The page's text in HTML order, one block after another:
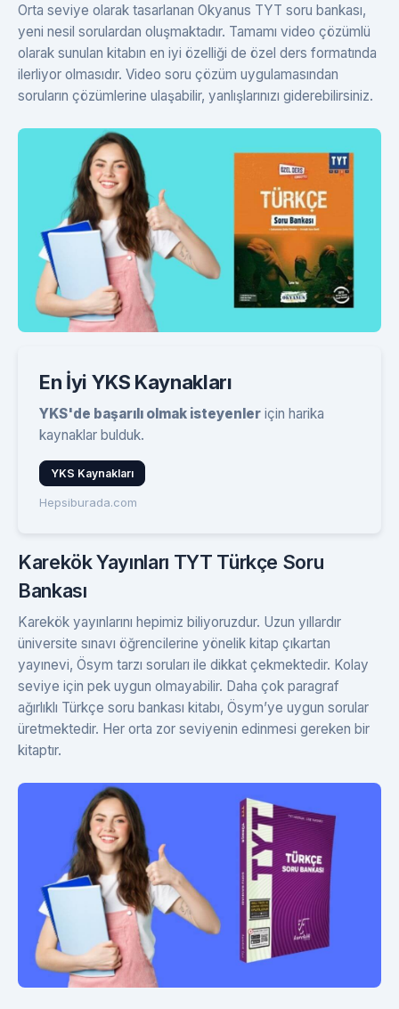
Orta seviye olarak tasarlanan Okyanus TYT soru bankası,
yeni nesil sorulardan oluşmaktadır. Tamamı video çözümlü
olarak sunulan kitabın en iyi özelliği de özel ders formatında
ilerliyor olmasıdır. Video soru çözüm uygulamasından
soruların çözümlerine ulaşabilir, yanlışlarınızı giderebilirsiniz.
En İyi YKS Kaynakları
YKS'de başarılı olmak isteyenler için harika
kaynaklar bulduk.
YKS Kaynakları
Hepsiburada.com
Karekök Yayınları TYT Türkçe Soru
Bankası
Karekök yayınlarını hepimiz biliyoruzdur. Uzun yıllardır
üniversite sınavı öğrencilerine yönelik kitap çıkartan
yayınevi, Ösym tarzı soruları ile dikkat çekmektedir. Kolay
seviye için pek uygun olmayabilir. Daha çok paragraf
ağırlıklı Türkçe soru bankası kitabı, Ösym’ye uygun sorular
üretmektedir. Her orta zor seviyenin edinmesi gereken bir
kitaptır.